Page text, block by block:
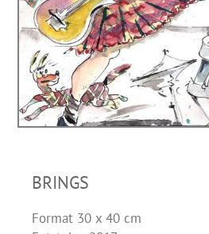
BRINGS
Format 30 x 40 cm